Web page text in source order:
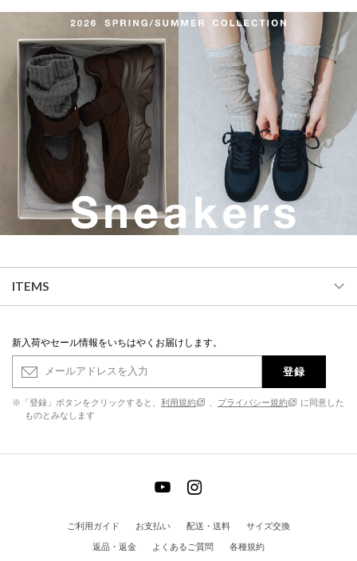
ITEMS
新入荷やセール情報をいちはやくお届けします。
登録
※「登録」ボタンをクリックすると、 利用規約 プライバシー規約
に同意した
ものとみなします
ご利用ガイド お支払い 配送・送料
サイズ交換
返品・返金
よくあるご質問 各種規約